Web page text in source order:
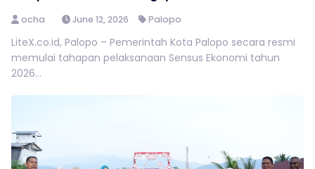
ocha June 12, 2026 Palopo
LiteX.co.id, Palopo – Pemerintah Kota Palopo secara resmi
memulai tahapan pelaksanaan Sensus Ekonomi tahun
2026...